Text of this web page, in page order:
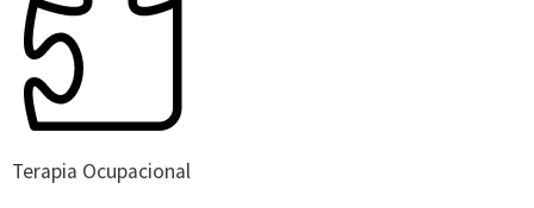
Terapia Ocupacional